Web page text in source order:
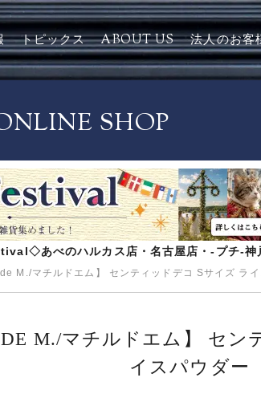
トピックス ABOUT US 法人のお客
SHOP
あべのハルカス店・名古屋店・-プチ-神
M./マチルドエム】 センティッドデコ Sサイズ ライ
M./マチルドエム】 セン
イスパウダー